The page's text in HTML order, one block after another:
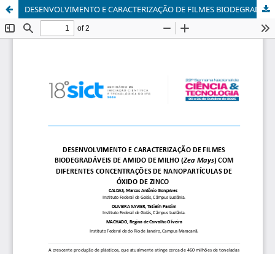
DESENVOLVIMENTO E CARACTERIZAÇÃO DE FILMES BIODEGRADÁVEIS DE AMIDO DE MILHO (Zea Mays) COM DIFERENTES CONCENTRAÇÕES DE NANOPARTÍCULAS DE ÓXIDO DE ZINCO